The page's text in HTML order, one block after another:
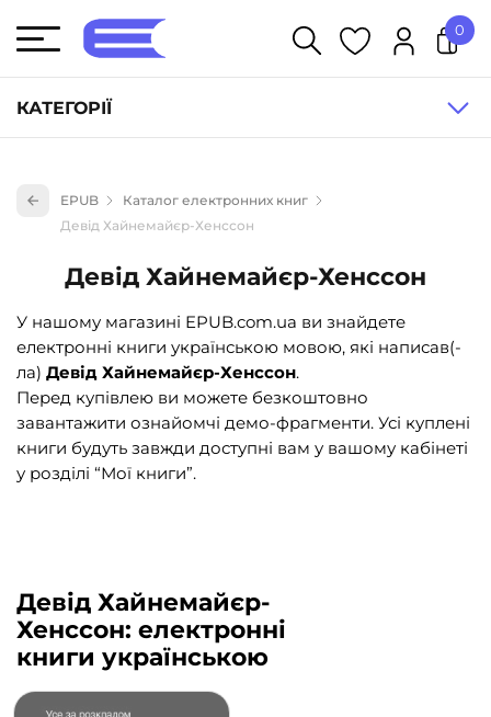
КАТЕГОРІЇ
Книги для дітей (836)
Науково-популярна література (1015)
Навчальна література та посібники (527)
Енциклопедії, довідники, словники (55)
Подарункові сертифікати (1)
0
EPUB
Каталог електронних книг
Девід Хайнемайєр-Хенссон
Девід Хайнемайєр-Хенссон
У нашому магазині EPUB.com.ua ви знайдете
електронні книги українською мовою, які написав(-
ла) Девід Хайнемайєр-Хенссон.
Перед купівлею ви можете безкоштовно
завантажити ознайомчі демо-фрагменти. Усі куплені
книги будуть завжди доступні вам у вашому кабінеті
у розділі “Мої книги”.
Девід Хайнемайєр-
Хенссон: електронні
книги українською